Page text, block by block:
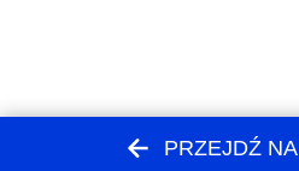
PRZEJDŹ NA